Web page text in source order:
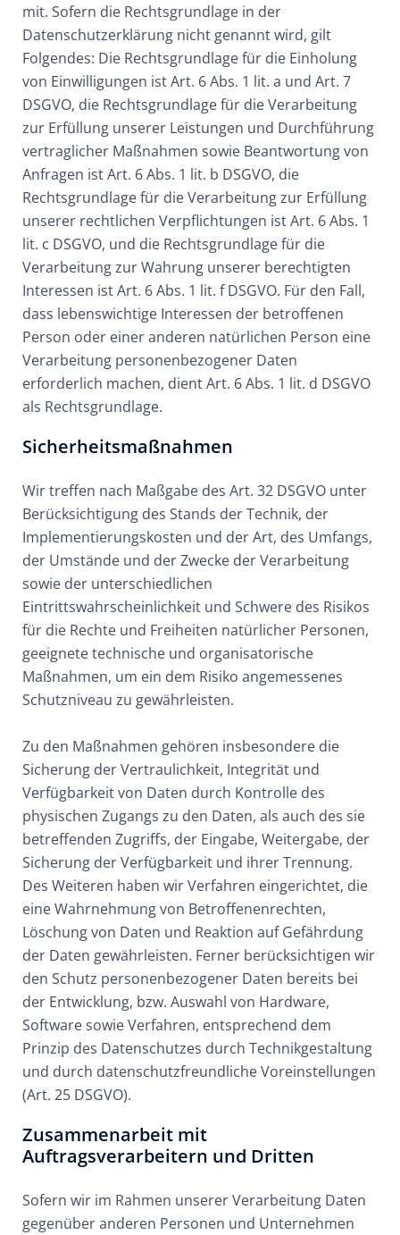
mit. Sofern die Rechtsgrundlage in der
Datenschutzerklärung nicht genannt wird, gilt
Folgendes: Die Rechtsgrundlage für die Einholung
von Einwilligungen ist Art. 6 Abs. 1 lit. a und Art. 7
DSGVO, die Rechtsgrundlage für die Verarbeitung
zur Erfüllung unserer Leistungen und Durchführung
vertraglicher Maßnahmen sowie Beantwortung von
Anfragen ist Art. 6 Abs. 1 lit. b DSGVO, die
Rechtsgrundlage für die Verarbeitung zur Erfüllung
unserer rechtlichen Verpflichtungen ist Art. 6 Abs. 1
lit. c DSGVO, und die Rechtsgrundlage für die
Verarbeitung zur Wahrung unserer berechtigten
Interessen ist Art. 6 Abs. 1 lit. f DSGVO. Für den Fall,
dass lebenswichtige Interessen der betroffenen
Person oder einer anderen natürlichen Person eine
Verarbeitung personenbezogener Daten
erforderlich machen, dient Art. 6 Abs. 1 lit. d DSGVO
als Rechtsgrundlage.
Sicherheitsmaßnahmen
Wir treffen nach Maßgabe des Art. 32 DSGVO unter
Berücksichtigung des Stands der Technik, der
Implementierungskosten und der Art, des Umfangs,
der Umstände und der Zwecke der Verarbeitung
sowie der unterschiedlichen
Eintrittswahrscheinlichkeit und Schwere des Risikos
für die Rechte und Freiheiten natürlicher Personen,
geeignete technische und organisatorische
Maßnahmen, um ein dem Risiko angemessenes
Schutzniveau zu gewährleisten.
Zu den Maßnahmen gehören insbesondere die
Sicherung der Vertraulichkeit, Integrität und
Verfügbarkeit von Daten durch Kontrolle des
physischen Zugangs zu den Daten, als auch des sie
betreffenden Zugriffs, der Eingabe, Weitergabe, der
Sicherung der Verfügbarkeit und ihrer Trennung.
Des Weiteren haben wir Verfahren eingerichtet, die
eine Wahrnehmung von Betroffenenrechten,
Löschung von Daten und Reaktion auf Gefährdung
der Daten gewährleisten. Ferner berücksichtigen wir
den Schutz personenbezogener Daten bereits bei
der Entwicklung, bzw. Auswahl von Hardware,
Software sowie Verfahren, entsprechend dem
Prinzip des Datenschutzes durch Technikgestaltung
und durch datenschutzfreundliche Voreinstellungen
(Art. 25 DSGVO).
Zusammenarbeit mit
Auftragsverarbeitern und Dritten
Sofern wir im Rahmen unserer Verarbeitung Daten
gegenüber anderen Personen und Unternehmen